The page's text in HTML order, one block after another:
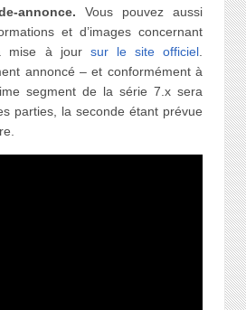
annonce. Vous pouvez aussi
et d’images concernant
mise à jour sur le site officiel
annoncé – et conformément à
segment de la série 7.x sera
parties, la seconde étant prévue